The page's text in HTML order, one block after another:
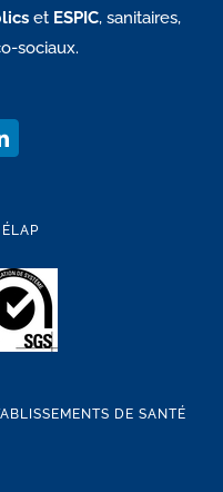
et ESPIC, sanitaires,
sociaux.
DE SANTÉ